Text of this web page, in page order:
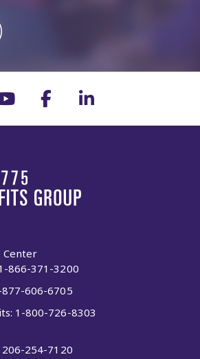
Center
866-371-3200
877-606-6705
1-800-726-8303
206-254-7120